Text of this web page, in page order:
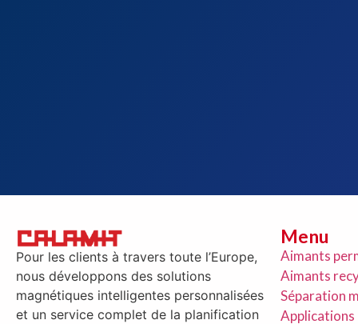
Pour les clients à travers toute l’Europe,
nous développons des solutions
magnétiques intelligentes personnalisées
et un service complet de la planification
Menu
Aimants
Aimants
Séparation
Applications